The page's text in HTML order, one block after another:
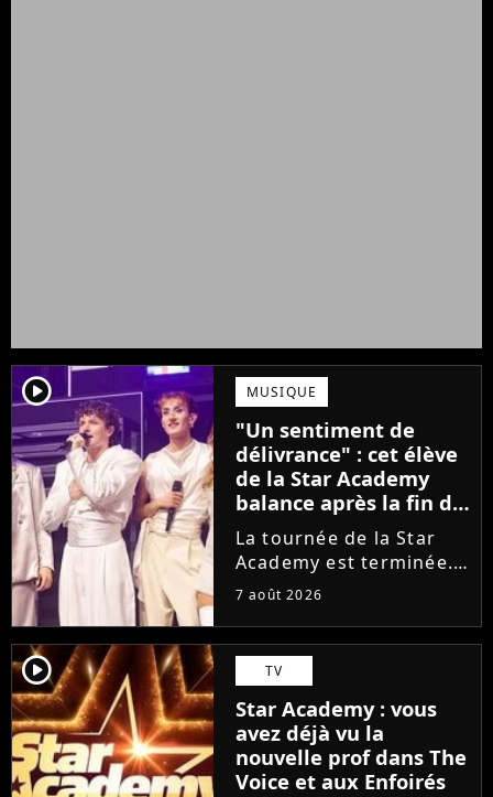
player2 MUSIQUE
"Un sentiment de
délivrance" : cet élève
de la Star Academy
balance après la fin de
la tournée
La tournée de la Star
Academy est terminée.
L'occasion pour les
projets solos. En
parallèle, cet élève sort
du silence et se dit
soulagé de ne plus être
sur...
7 août 2026
player2 TV
Star Academy : vous
avez déjà vu la
nouvelle prof dans The
Voice et aux Enfoirés